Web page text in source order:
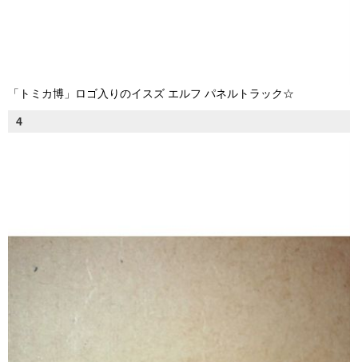
「トミカ博」ロゴ入りのイスズ エルフ パネルトラック☆
4